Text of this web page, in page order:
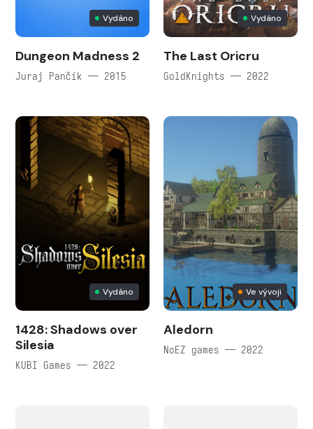
Vydáno
Dungeon Madness 2
Juraj Pančík — 2015
Vydáno
The Last Oricru
GoldKnights — 2022
Vydáno
1428: Shadows over
Silesia
KUBI Games — 2022
Ve vývoji
Aledorn
NoEZ games — 2022